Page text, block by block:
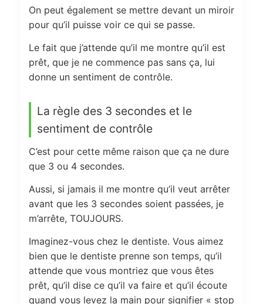
On peut également se mettre devant un miroir
pour qu’il puisse voir ce qui se passe.
Le fait que j’attende qu’il me montre qu’il est
prêt, que je ne commence pas sans ça, lui
donne un sentiment de contrôle.
La règle des 3 secondes et le
sentiment de contrôle
C’est pour cette même raison que ça ne dure
que 3 ou 4 secondes.
Aussi, si jamais il me montre qu’il veut arrêter
avant que les 3 secondes soient passées, je
m’arrête, TOUJOURS.
Imaginez-vous chez le dentiste. Vous aimez
bien que le dentiste prenne son temps, qu’il
attende que vous montriez que vous êtes
prêt, qu’il dise ce qu’il va faire et qu’il écoute
quand vous levez la main pour signifier « stop